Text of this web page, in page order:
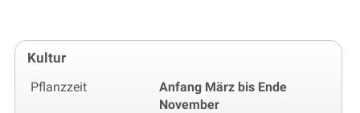
Kultur
Pflanzzeit
Anfang März bis Ende
November